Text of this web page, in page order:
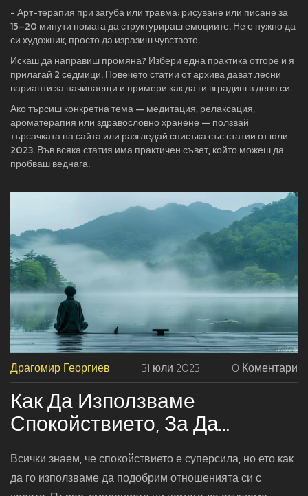
- Арт-терапия при загуба или травма: рисуване или писане за
15–20 минути помага да структурираш емоциите. Не е нужно да
си художник, просто да изразиш чувството.
Искаш да направиш промяна? Избери една практика отгоре и я
прилагай 2 седмици. Повечето статии от архива дават лесни
варианти за начинаещи и примери как да ги вградиш в деня си.
Ако търсиш конкретна тема — медитация, релаксация,
ароматерапия или здравословно хранене — ползвай
търсачката на сайта или разгледай списъка със статии от юли
2023. Във всяка статия има практичен съвет, който можеш да
пробваш веднага.
Драгомир Георгиев 31 юли 2023 0 Коментари
Как Да Използваме
Спокойствието, За Да
Подобрим Отношенията Си
С Другите
Всички знаем, че спокойствието е суперсила, но ето как
да го използваме да подобрим отношенията си с